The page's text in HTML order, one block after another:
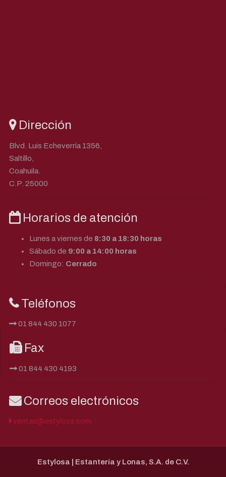
Dirección
Blvd. Luis Echeverría 1356,
Saltillo,
Coahuila.
C.P. 25000
Horarios de atención
Lunes a viernes de 8:30 a 18:30 horas
Sábado de 9:00 a 14:00 horas
Domingo: Cerrado
Teléfonos
01 844 430 1077
Fax
01 844 430 4193
Correos electrónicos
ventas@estylosa.com
Estylosa | Estantería y Lonas, S.A. de C.V.